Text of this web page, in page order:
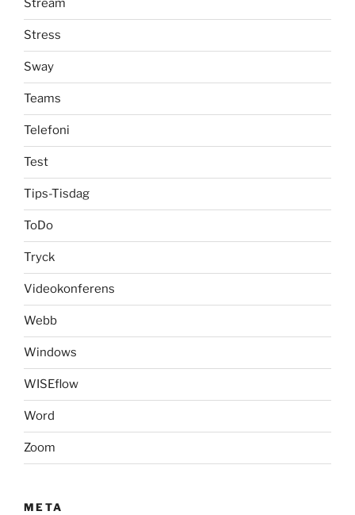
Stream
Stress
Sway
Teams
Telefoni
Test
Tips-Tisdag
ToDo
Tryck
Videokonferens
Webb
Windows
WISEflow
Word
Zoom
META